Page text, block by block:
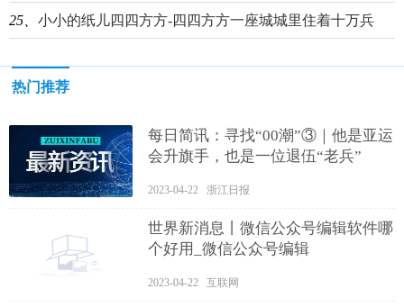
25、 小小的纸儿四四方方-四四方方一座城城里住着十万兵
热门推荐
每日简讯：寻找“00潮”③｜他是亚运
会升旗手，也是一位退伍“老兵”
2023-04-22 浙江日报
世界新消息丨微信公众号编辑软件哪
个好用_微信公众号编辑
2023-04-22 互联网